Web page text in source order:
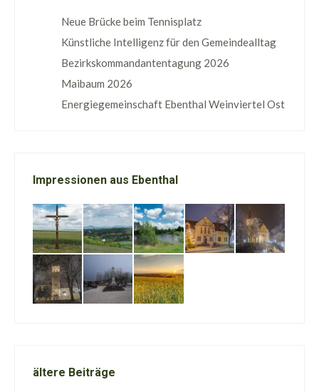
Neue Brücke beim Tennisplatz
Künstliche Intelligenz für den Gemeindealltag
Bezirkskommandantentagung 2026
Maibaum 2026
Energiegemeinschaft Ebenthal Weinviertel Ost
Impressionen aus Ebenthal
ältere Beiträge